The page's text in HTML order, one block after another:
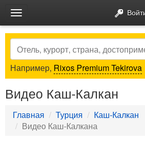
Toggle
navigation
Search
Например, Rixos Premium Tekirova
Видео Каш-Калкан
Главная Турция
Каш-Калкан
Видео Каш-Калкана